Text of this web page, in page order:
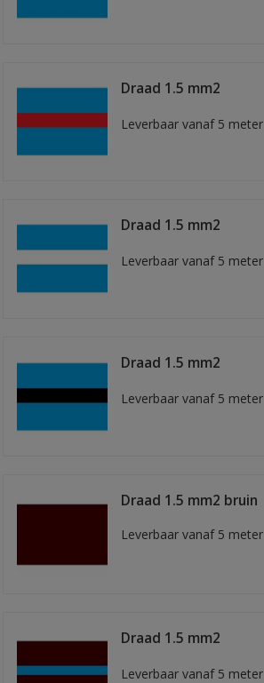
Draad 1.5 mm2
Leverbaar vanaf 5 meter
Draad 1.5 mm2
Leverbaar vanaf 5 meter
Draad 1.5 mm2
Leverbaar vanaf 5 meter
Draad 1.5 mm2 bruin
Leverbaar vanaf 5 meter
Draad 1.5 mm2
Leverbaar vanaf 5 meter